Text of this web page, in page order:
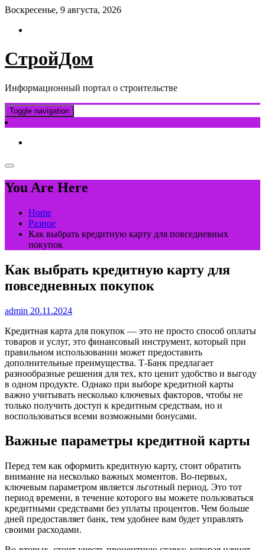
Skip
content
Воскресенье, 9 августа, 2026
СтройДом
Информационный портал о строительстве
Toggle navigation
You Are Here
Home
Разное
Как выбрать кредитную карту для повседневных
покупок
Как выбрать кредитную карту для
повседневных покупок
admin 20.11.2024
Кредитная карта для покупок — это не просто способ оплаты
товаров и услуг, это финансовый инструмент, который при
правильном использовании может предоставить
дополнительные преимущества. Т-Банк предлагает
разнообразные решения для тех, кто ценит удобство и выгоду
в одном продукте. Однако при выборе кредитной карты
важно учитывать несколько ключевых факторов, чтобы не
только получить доступ к кредитным средствам, но и
воспользоваться всеми возможными бонусами.
Важные параметры кредитной карты
Перед тем как оформить кредитную карту, стоит обратить
внимание на несколько важных моментов. Во-первых,
ключевым параметром является льготный период. Это тот
период времени, в течение которого вы можете пользоваться
кредитными средствами без уплаты процентов. Чем больше
дней предоставляет банк, тем удобнее вам будет управлять
своими расходами.